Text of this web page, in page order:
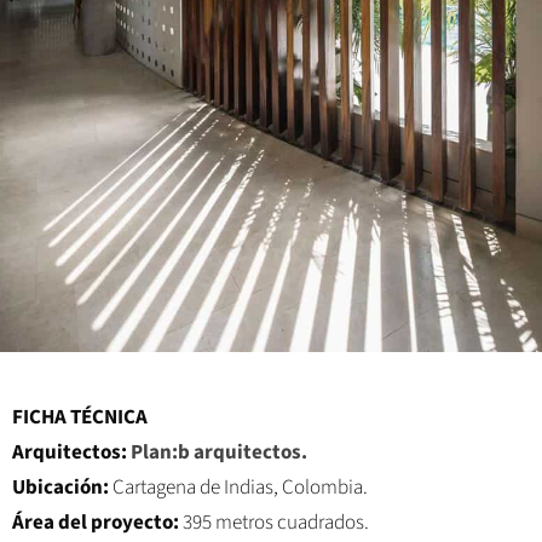
FICHA TÉCNICA
Arquitectos: Plan:b arquitectos.
Ubicación: Cartagena de Indias, Colombia.
Área del proyecto:395 metros cuadrados.